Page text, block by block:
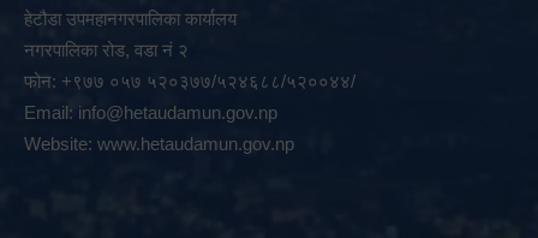
हेटौडा उपमहानगरपालिका कार्यालय
नगरपालिका रोड, वडा नं २
फोन: +९७७ ०५७ ५२०३७७/५२४६८८/५२००४४/
Email: info@hetaudamun.gov.np
Website: www.hetaudamun.gov.np